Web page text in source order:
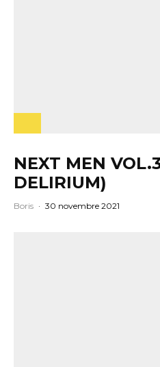
NEXT MEN
DELIRIUM)
Boris · 30 novembre 2021